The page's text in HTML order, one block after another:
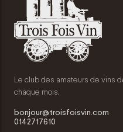
Le club des amateurs de vins
chaque mois.
bonjour@troisfoisvin.com
0142717610